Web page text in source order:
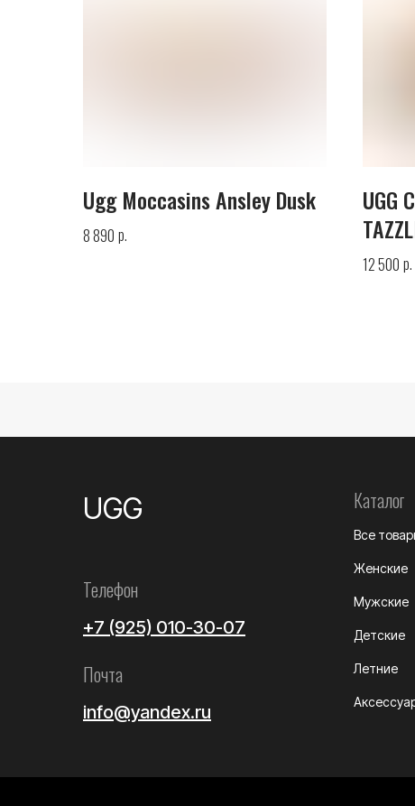
Ugg Moccasins Ansley Dusk
8 890 р.
UGG
12 500 р.
UGG Каталог
Телефон
Почта
Все
Женские
Мужские
Детские
Летние
+7 (925) 010-30-07
info@yandex.ru